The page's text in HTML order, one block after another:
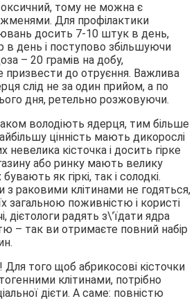
тому не можна є
жменями. Для профілактики
досить 7-10 штук в день,
в день і поступово збільшуючи
– 20 грамів на добу,
до отруєння. Важлива
слід не за один прийом, а по
дня, ретельно розжовуючи.
володіють ядерця, тим більше
цінність мають дикорослі
невелика кісточка і досить гірке
або ринку мають велику
як гіркі, так і солодкі.
з раковими клітинами не годяться,
загальною поживністю і користі
дієтологи радять з\’їдати ядра
– так ви отримаєте повний набір
того щоб абрикосові кісточки
клітинами, потрібно
дієти. А саме: повністю